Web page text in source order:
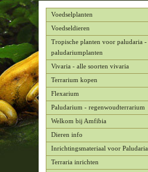
Voedselplanten
Voedseldieren
Tropische planten voor paludaria -
paludariumplanten
Vivaria - alle soorten vivaria
Terrarium kopen
Flexarium
Paludarium - regenwoudterrarium
Welkom bij Amfibia
Dieren info
Inrichtingsmateriaal voor Paludaria
Terraria inrichten